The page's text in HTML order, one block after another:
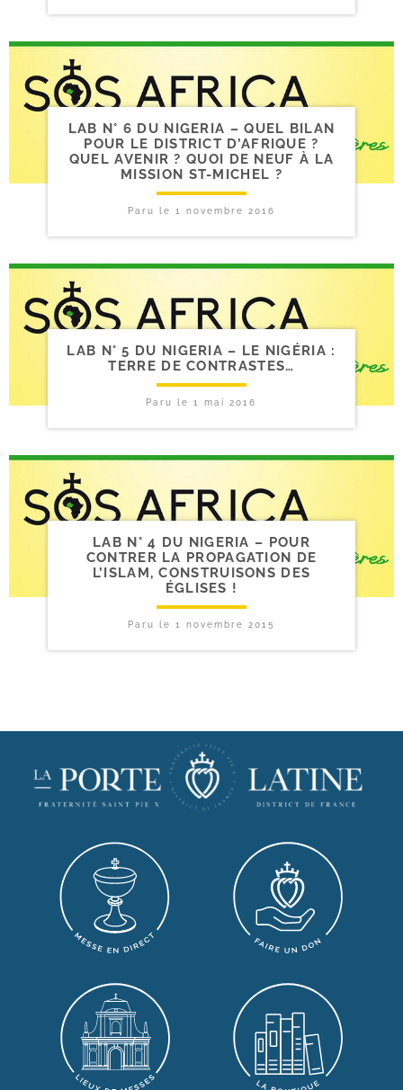
LAB N° 6 DU NIGERIA – QUEL BILAN
POUR LE DISTRICT D’AFRIQUE ?
QUEL AVENIR ? QUOI DE NEUF À LA
MISSION ST-MICHEL ?
Paru le 1 novembre 2016
LAB N° 5 DU NIGERIA – LE NIGÉRIA :
TERRE DE CONTRASTES…
Paru le1 mai 2016
LAB N° 4 DU NIGERIA – POUR
CONTRER LA PROPAGATION DE
L’ISLAM, CONSTRUISONS DES
ÉGLISES !
Paru le1 novembre 2015